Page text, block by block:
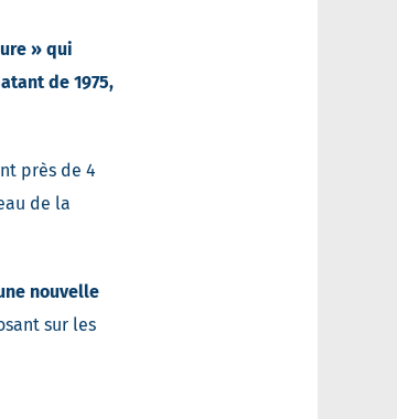
» qui
de 1975,
près de 4
de la
nouvelle
sur les